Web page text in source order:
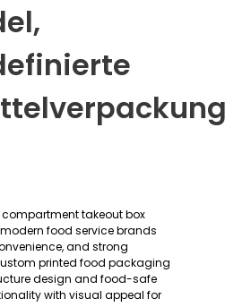
takeout box
food service brands
and strong
printed food packaging
design and food-safe
with visual appeal for